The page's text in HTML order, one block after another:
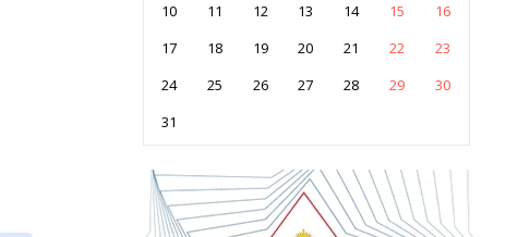
10
11 12 13 14 15
16
17
18 19 20 21 22
23
24
25 26 27 28 29
30
31